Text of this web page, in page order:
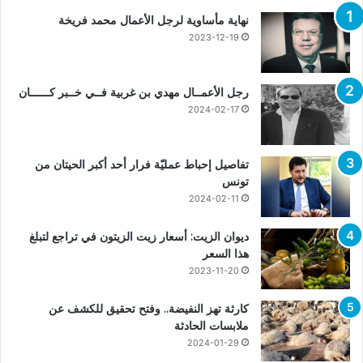
نهاية مأساوية لرجل الأعمال محمد فريخة
2023-12-19
رجل الأعمــال مهدي بن غربية فــي خــبر كــــــان
2024-02-17
تفاصيل إحباط عمليّة فرار أحد أكبر الحيتان من
تونس
2024-02-11
ديوان الزيت: أسعار زيت الزيتون في تراجع لتبلغ
هذا السعر
2023-11-20
كارثة تهز النفيضة.. وفتح تحقيق للكشف عن
ملابسات الحادثة
2024-01-29